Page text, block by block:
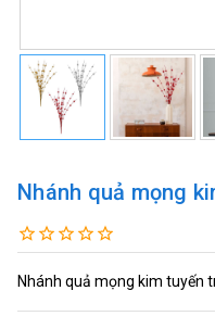
Nhánh quả mọng
Nhánh quả mọng kim tuyến